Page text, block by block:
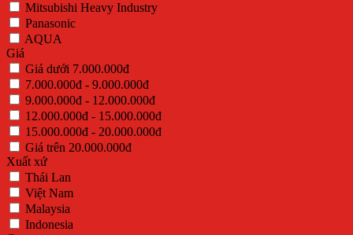
Mitsubishi Heavy Industry
Panasonic
AQUA
Giá
Giá dưới 7.000.000đ
7.000.000đ - 9.000.000đ
9.000.000đ - 12.000.000đ
12.000.000đ - 15.000.000đ
15.000.000đ - 20.000.000đ
Giá trên 20.000.000đ
Xuất xứ
Thái Lan
Việt Nam
Malaysia
Indonesia